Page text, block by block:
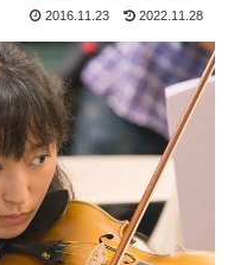
2016.11.23 2022.11.28